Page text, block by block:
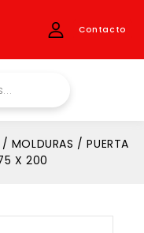
Contacto
/ MOLDURAS / PUERTA
X 200